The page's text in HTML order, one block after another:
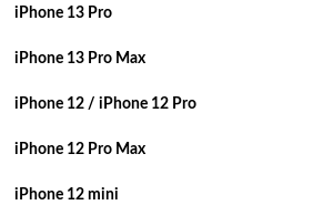
iPhone 13 Pro
iPhone 13 Pro Max
iPhone 12 / iPhone 12 Pro
iPhone 12 Pro Max
iPhone 12 mini